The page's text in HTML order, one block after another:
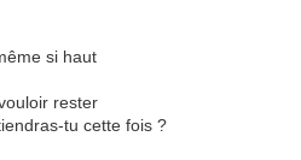
si haut
rester
tu cette fois ?